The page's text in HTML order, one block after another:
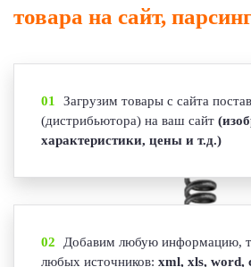
товара на сайт,
01
Загрузим товары с сайта
(дистрибьютора) на ваш сайт
характеристики, цены и т.д.)
02
Добавим любую информацию,
любых источников: xml, xls, word,